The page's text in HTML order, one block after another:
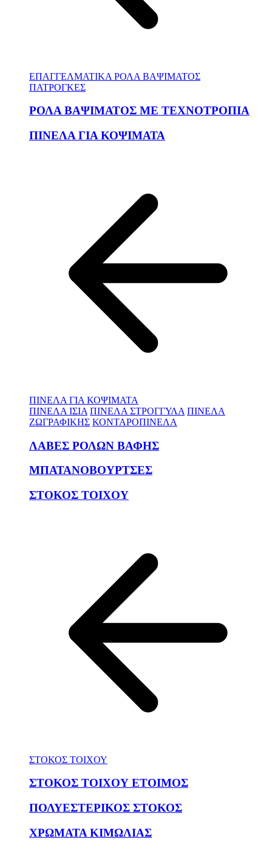
ΕΠΑΓΓΕΛΜΑΤΙΚΑ ΡΟΛΑ ΒΑΨΙΜΑΤΟΣ
ΠΑΤΡΟΓΚΕΣ
ΡΟΛΑ ΒΑΨΙΜΑΤΟΣ ΜΕ ΤΕΧΝΟΤΡΟΠΙΑ
ΠΙΝΕΛΑ ΓΙΑ ΚΟΨΙΜΑΤΑ
ΠΙΝΕΛΑ ΓΙΑ ΚΟΨΙΜΑΤΑ
ΠΙΝΕΛΑ ΙΣΙΑ ΠΙΝΕΛΑ ΣΤΡΟΓΓΥΛΑ ΠΙΝΕΛΑ
ΖΩΓΡΑΦΙΚΗΣ ΚΟΝΤΑΡΟΠΙΝΕΛΑ
ΛΑΒΕΣ ΡΟΛΩΝ ΒΑΦΗΣ
ΜΠΑΤΑΝΟΒΟΥΡΤΣΕΣ
ΣΤΟΚΟΣ ΤΟΙΧΟΥ
ΣΤΟΚΟΣ ΤΟΙΧΟΥ
ΣΤΟΚΟΣ ΤΟΙΧΟΥ ΕΤΟΙΜΟΣ
ΠΟΛΥΕΣΤΕΡΙΚΟΣ ΣΤΟΚΟΣ
ΧΡΩΜΑΤΑ ΚΙΜΩΛΙΑΣ